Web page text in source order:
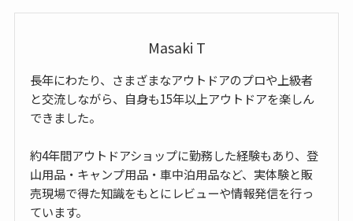
Masaki T
長年にわたり、さまざまなアウトドアのプロや上級者
と交流しながら、自身も15年以上アウトドアを楽しん
できました。
約4年間アウトドアショップに勤務した経験もあり、登
山用品・キャンプ用品・車中泊用品など、実体験と販
売現場で得た知識をもとにレビューや情報発信を行っ
ています。